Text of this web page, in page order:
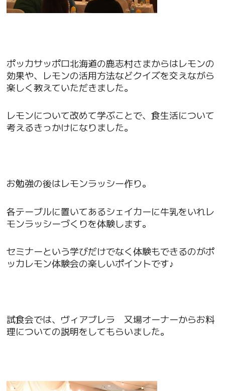
ポッカサッポロ北海道の鹿志村さまからはレモンの
効果や、レモンの活用方法などクイズを交えながら
楽しく教えていただきました。
レモンについて改めて学ぶことで、食生活について
考えるきっかけになりました。
お勉強の後はレモンラッシー作り。
各テーブルに置いてあるシェイカーに牛乳をいれレ
モンラッシーづくりを体験します。
セミナーという学びだけでなく体験もできるのがポ
ッカレモン体験会の楽しいポイントです♪
試食会では、ヴィアブレラ 又場オーナーからお料
理についての説明をしてもらいました。